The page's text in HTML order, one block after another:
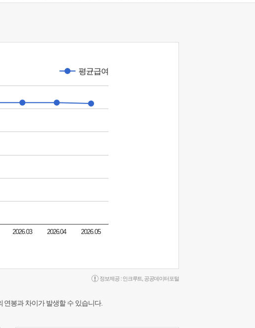
평균급여
2026.03 2026.04 2026.05
정보제공 : 인크루트 공공데이터포털
연봉과 차이가 발생할 수 있습니다.